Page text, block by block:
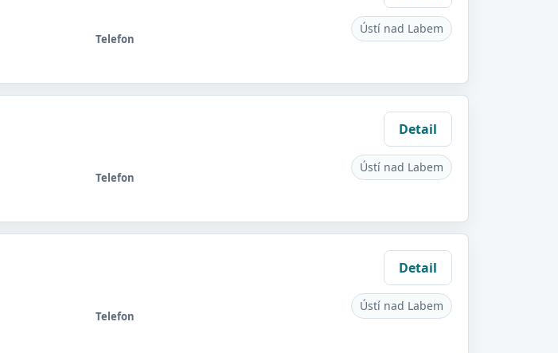
Telefon
Ústí nad Labem
Telefon
Detail
Ústí nad Labem
Telefon
Detail
Ústí nad Labem